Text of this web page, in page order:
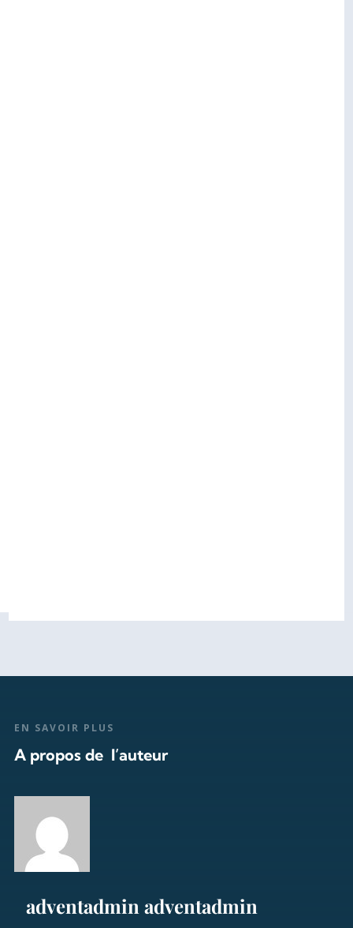
EN SAVOIR PLUS
A propos de l’auteur
adventadmin adventadmin